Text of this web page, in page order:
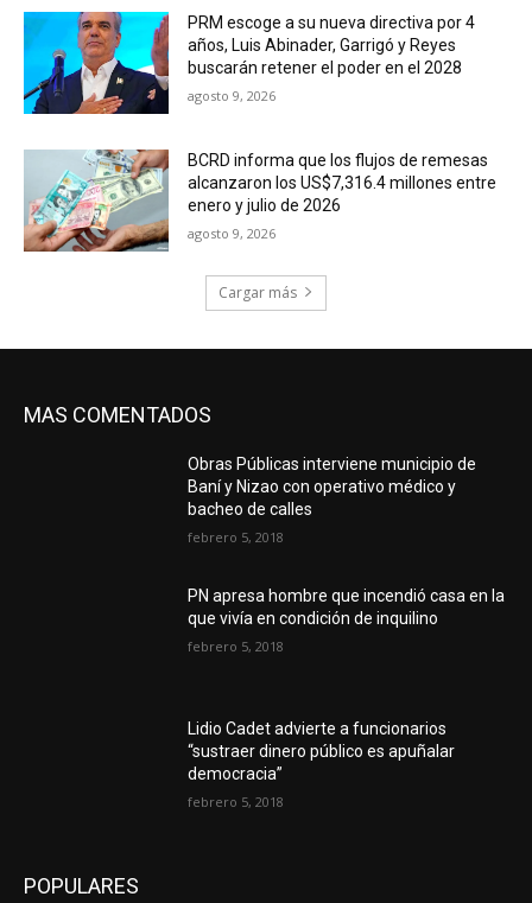
PRM escoge a su nueva directiva por 4
años, Luis Abinader, Garrigó y Reyes
buscarán retener el poder en el 2028
agosto 9, 2026
BCRD informa que los flujos de remesas
alcanzaron los US$7,316.4 millones entre
enero y julio de 2026
agosto 9, 2026
Cargar más
MAS COMENTADOS
Obras Públicas interviene municipio de
Baní y Nizao con operativo médico y
bacheo de calles
febrero 5, 2018
PN apresa hombre que incendió casa en la
que vivía en condición de inquilino
febrero 5, 2018
Lidio Cadet advierte a funcionarios
“sustraer dinero público es apuñalar
democracia”
febrero 5, 2018
POPULARES